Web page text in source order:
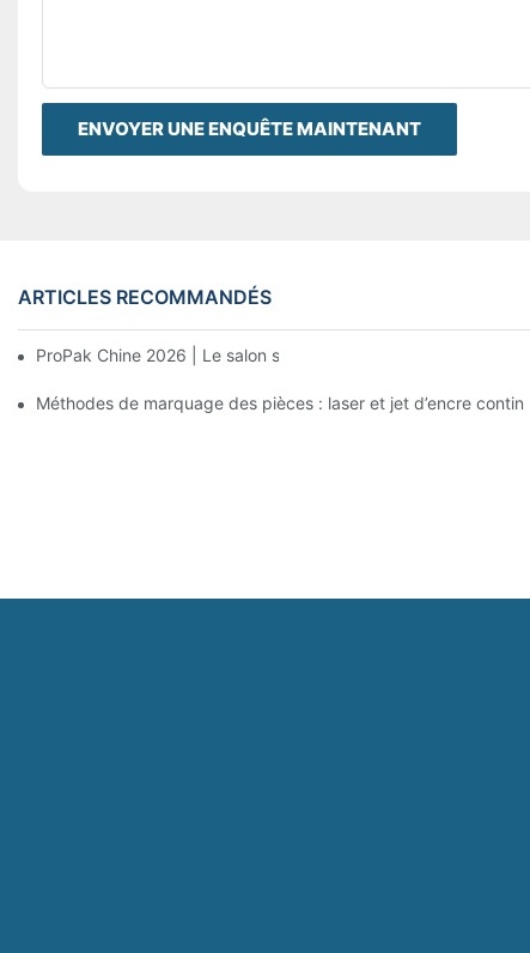
ENVOYER UNE ENQUÊTE MAINTENANT
ARTICLES RECOMMANDÉS
ProPak Chine 2026 | Le salon se termine, mais pas notre service
Méthodes de marquage des pièces : laser et jet d’encre continu